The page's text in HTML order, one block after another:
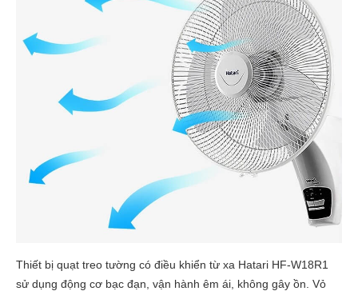
Thiết bị quạt treo tường có điều khiển từ xa Hatari HF-W18R1
sử dụng động cơ bạc đạn, vận hành êm ái, không gây ồn. Vỏ